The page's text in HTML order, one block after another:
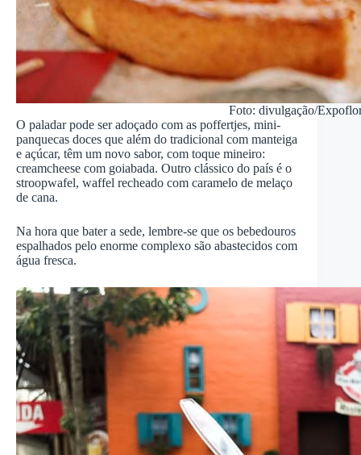
Foto: divulgação/
O paladar pode ser adoçado com as poffertjes, mini-
panquecas doces que além do tradicional com manteiga
e açúcar, têm um novo sabor, com toque mineiro:
creamcheese com goiabada. Outro clássico do país é o
stroopwafel, waffel recheado com caramelo de melaço
de cana.
Na hora que bater a sede, lembre-se que os bebedouros
espalhados pelo enorme complexo são abastecidos com
água fresca.